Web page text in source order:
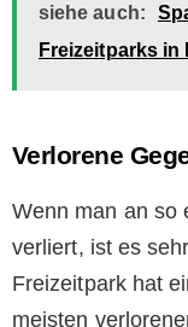
siehe auch:
Freizeitparks in
Verlorene
Wenn man an so
verliert, ist es
Freizeitpark hat
meisten